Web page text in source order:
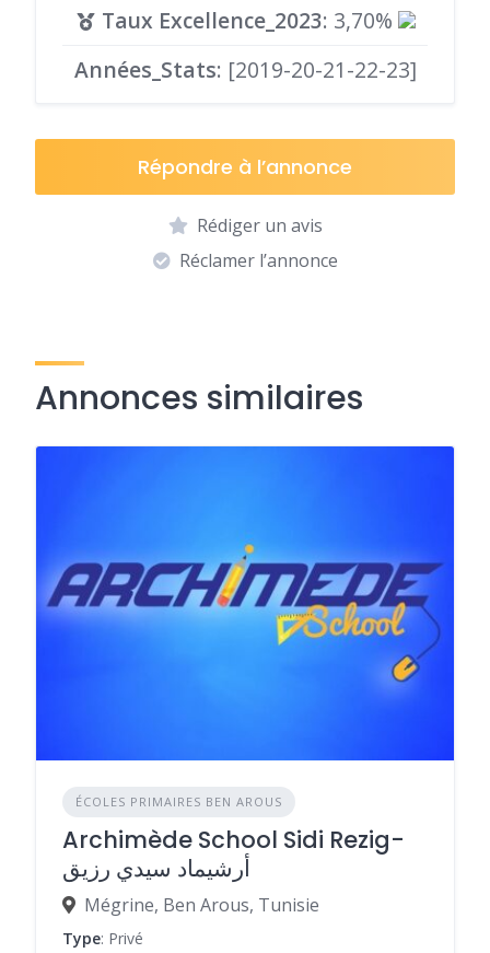
Taux Excellence_2023: 3,70%
Années_Stats: [2019-20-21-22-23]
Répondre à l’annonce
Rédiger un avis
Réclamer l’annonce
Annonces similaires
ÉCOLES PRIMAIRES BEN AROUS
Archimède School Sidi Rezig-
أرشيماد سيدي رزيق
Mégrine, Ben Arous, Tunisie
Type: Privé